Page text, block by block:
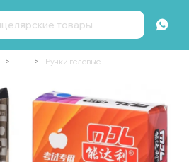
... Ручки гелевые